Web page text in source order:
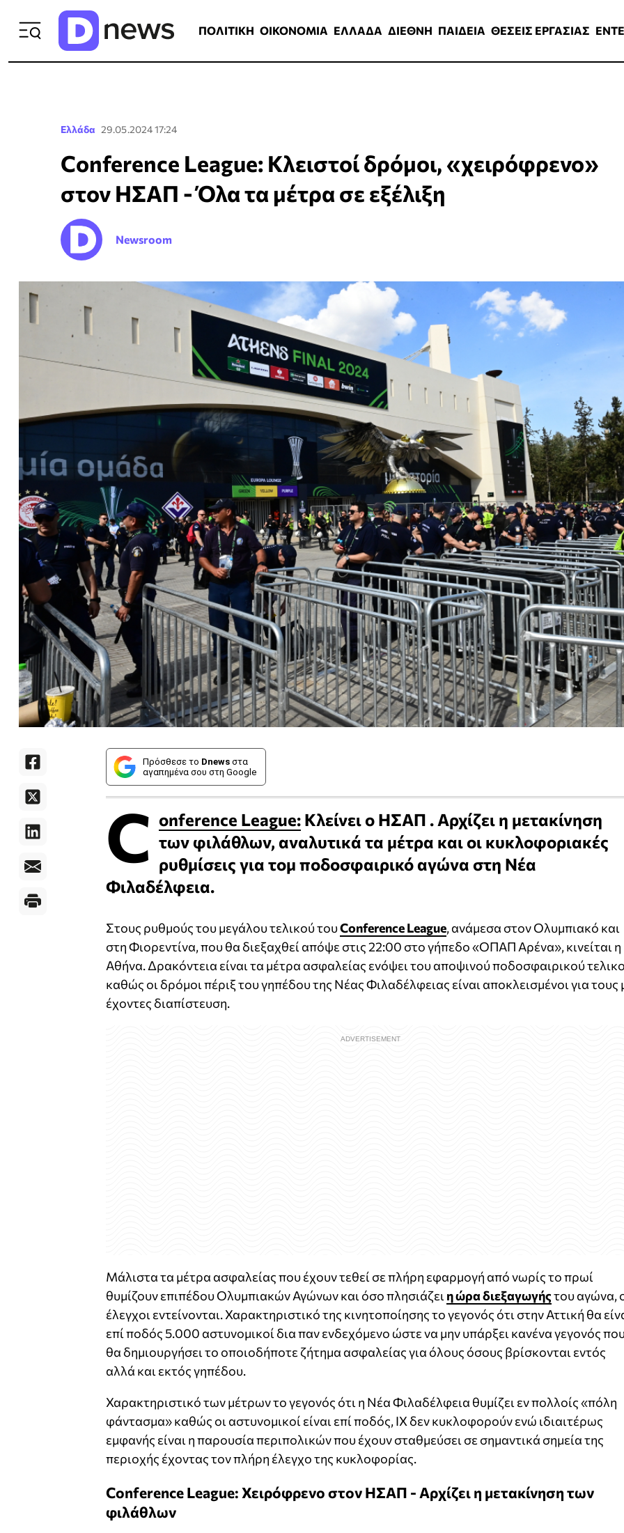
ΠΟΛΙΤΙΚΗ ΟΙΚΟΝΟΜΙΑ ΕΛΛΑΔΑ ΔΙΕΘΝΗ ΠΑΙΔΕΙΑ ΘΕΣΕΙΣ ΕΡΓΑΣΙΑΣ
Ελλάδα 29.05.2024 17:24
Conference League: Κλειστοί δρόμοι, «χειρόφρενο»
στον ΗΣΑΠ - Όλα τα μέτρα σε εξέλιξη
Newsroom
Πρόσθεσε το Dnews στα
αγαπημένα σου στη Google
C onference League: Κλείνει ο ΗΣΑΠ . Αρχίζει η μετακίνηση
των φιλάθλων, αναλυτικά τα μέτρα και οι κυκλοφοριακές
ρυθμίσεις για τομ ποδοσφαιρικό αγώνα στη Νέα
Φιλαδέλφεια.
Στους ρυθμούς του μεγάλου τελικού τουConference League, ανάμεσα στον Ολυμπιακό και
στη Φιορεντίνα, που θα διεξαχθεί απόψε στις 22:00 στο γήπεδο «ΟΠΑΠ Αρένα», κινείται η
Αθήνα. Δρακόντεια είναι τα μέτρα ασφαλείας ενόψει του αποψινού ποδοσφαιρικού
καθώς οι δρόμοι πέριξ του γηπέδου της Νέας Φιλαδέλφειας είναι αποκλεισμένοι για τους
έχοντες διαπίστευση.
Μάλιστα τα μέτρα ασφαλείας που έχουν τεθεί σε πλήρη εφαρμογή από νωρίς το πρωί
θυμίζουν επιπέδου Ολυμπιακών Αγώνων και όσο πλησιάζει η ώρα διεξαγωγήςτου αγώνα,
έλεγχοι εντείνονται. Χαρακτηριστικό της κινητοποίησης το γεγονός ότι στην Αττική θα
επί ποδός 5.000 αστυνομικοί δια παν ενδεχόμενο ώστε να μην υπάρξει κανένα γεγονός
θα δημιουργήσει το οποιοδήποτε ζήτημα ασφαλείας για όλους όσους βρίσκονται εντός
αλλά και εκτός γηπέδου.
Χαρακτηριστικό των μέτρων το γεγονός ότι η Νέα Φιλαδέλφεια θυμίζει εν πολλοίς «πόλη
φάντασμα» καθώς οι αστυνομικοί είναι επί ποδός, ΙΧ δεν κυκλοφορούν ενώ ιδιαιτέρως
εμφανής είναι η παρουσία περιπολικών που έχουν σταθμεύσει σε σημαντικά σημεία της
περιοχής έχοντας τον πλήρη έλεγχο της κυκλοφορίας.
Conference League: Χειρόφρενο στον ΗΣΑΠ - Αρχίζει η μετακίνηση των
φιλάθλων